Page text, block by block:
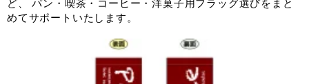
めてサポートいたします。